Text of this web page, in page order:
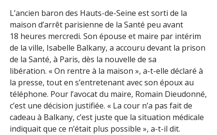
L’ancien baron des Hauts-de-Seine est sorti de la
maison d’arrêt parisienne de la Santé peu avant
18 heures mercredi. Son épouse et maire par intérim
de la ville, Isabelle Balkany, a accouru devant la prison
de la Santé, à Paris, dès la nouvelle de sa
libération. « On rentre à la maison », a-t-elle déclaré à
la presse, tout en s’entretenant avec son époux au
téléphone. Pour l’avocat du maire, Romain Dieudonné,
c’est une décision justifiée. « La cour n’a pas fait de
cadeau à Balkany, c’est juste que la situation médicale
indiquait que ce n’était plus possible », a-t-il dit.